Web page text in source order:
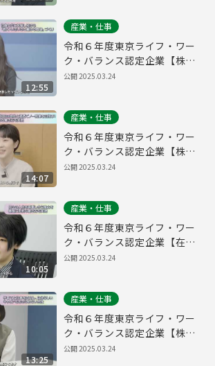
12:55
産業・仕事
令和６年度東京ライフ・ワー
ク・バランス認定企業【株式
会社パーキングマーケット】
公開2025.03.24
14:07
産業・仕事
令和６年度東京ライフ・ワー
ク・バランス認定企業【株式
会社ソウブン・ドットコム】
公開2025.03.24
10:05
産業・仕事
令和６年度東京ライフ・ワー
ク・バランス認定企業【在住
ビジネス株式会社】
公開2025.03.24
13:25
産業・仕事
令和６年度東京ライフ・ワー
ク・バランス認定企業【株式
会社QOOLキャリア】
公開2025.03.24